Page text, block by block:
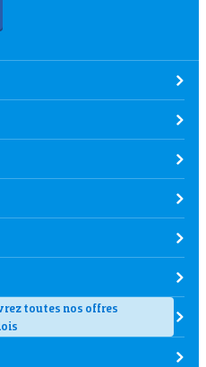
toutes nos offres